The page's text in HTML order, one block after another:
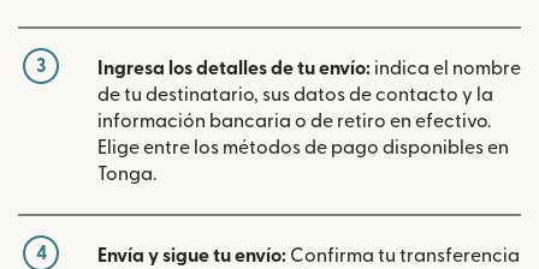
3 Ingresa los detalles de tu envío: indica el nombre
de tu destinatario, sus datos de contacto y la
información bancaria o de retiro en efectivo.
Elige entre los métodos de pago disponibles en
Tonga.
4 Envía y sigue tu envío: Confirma tu transferencia